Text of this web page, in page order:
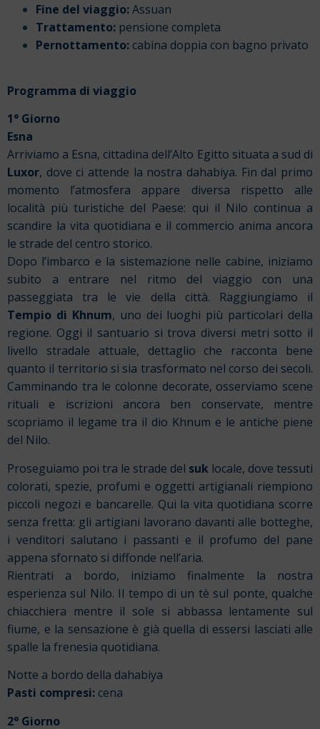
Fine del viaggio:Assuan
Trattamento: pensione completa
Pernottamento: cabina doppia con bagno privato
Programma di viaggio
1° Giorno
Esna
Arriviamo a Esna, cittadina dell’Alto Egitto situata a sud di
Luxor, dove ci attende la nostra dahabiya. Fin dal primo
momento l’atmosfera appare diversa rispetto alle
località più turistiche del Paese: qui il Nilo continua a
scandire la vita quotidiana e il commercio anima ancora
le strade del centro storico.
Dopo l’imbarco e la sistemazione nelle cabine, iniziamo
subito a entrare nel ritmo del viaggio con una
passeggiata tra le vie della città. Raggiungiamo il
Tempio di Khnum, uno dei luoghi più particolari della
regione. Oggi il santuario si trova diversi metri sotto il
livello stradale attuale, dettaglio che racconta bene
quanto il territorio si sia trasformato nel corso dei secoli.
Camminando tra le colonne decorate, osserviamo scene
rituali e iscrizioni ancora ben conservate, mentre
scopriamo il legame tra il dio Khnum e le antiche piene
del Nilo.
Proseguiamo poi tra le strade del suk locale, dove tessuti
colorati, spezie, profumi e oggetti artigianali riempiono
piccoli negozi e bancarelle. Qui la vita quotidiana scorre
senza fretta: gli artigiani lavorano davanti alle botteghe,
i venditori salutano i passanti e il profumo del pane
appena sfornato si diffonde nell’aria.
Rientrati a bordo, iniziamo finalmente la nostra
esperienza sul Nilo. Il tempo di un tè sul ponte, qualche
chiacchiera mentre il sole si abbassa lentamente sul
fiume, e la sensazione è già quella di essersi lasciati alle
spalle la frenesia quotidiana.
Notte a bordo della dahabiya
Pasti compresi: cena
2° Giorno